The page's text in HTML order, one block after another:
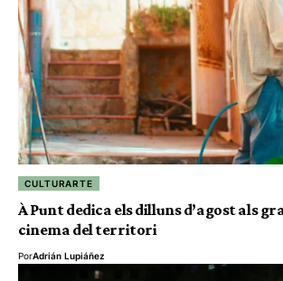
CULTURARTE
À Punt dedica els dilluns d’agost als
cinema del territori
PorAdrián Lupiáñez